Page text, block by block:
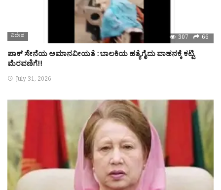
ವಿದೇಶ 307 66
ಪಾಕ್ ಸೇನೆಯ ಅಮಾನವೀಯತೆ : ಬಾಲಕಿಯ ಹತ್ಯೆಗೈದು ವಾಹನಕ್ಕೆ ಕಟ್ಟಿ
ಮೆರವಣಿಗೆ!!
July 31, 2026